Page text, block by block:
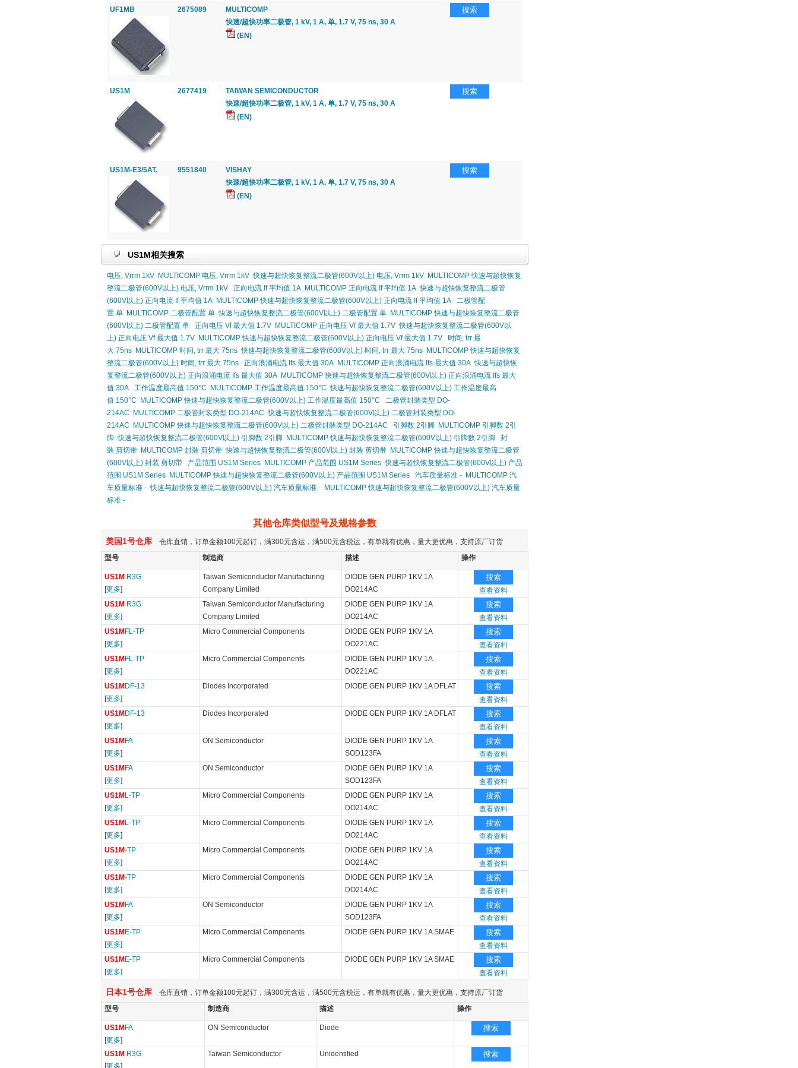
UF1MB 2675089
MULTICOMP
快速/超快功率二极管, 1 kV, 1 A, 单, 1.7 V, 75 ns, 30 A
(EN)
搜索
US1M 2677419
TAIWAN SEMICONDUCTOR
快速/超快功率二极管, 1 kV, 1 A, 单, 1.7 V, 75 ns, 30 A
(EN)
搜索
US1M-E3/5AT. 9551840
VISHAY
快速/超快功率二极管, 1 kV, 1 A, 单, 1.7 V, 75 ns, 30 A
(EN)
搜索
US1M相关搜索
电压, Vrrm 1kV MULTICOMP 电压, Vrrm 1kV 快速与超快恢复整流二极管(600V以上) 电压, Vrrm 1kV MULTICOMP 快速与超快恢复
整流二极管(600V以上) 电压, Vrrm 1kV
正向电流 If 平均值 1A MULTICOMP 正向电流 If 平均值 1A 快速与超快恢复整流二极管
(600V以上) 正向电流 If 平均值 1A MULTICOMP 快速与超快恢复整流二极管(600V以上) 正向电流 If 平均值 1A
二极管配
置 单 MULTICOMP 二极管配置 单 快速与超快恢复整流二极管(600V以上) 二极管配置 单 MULTICOMP 快速与超快恢复整流二极管
(600V以上) 二极管配置 单
正向电压 Vf 最大值 1.7V MULTICOMP 正向电压 Vf 最大值 1.7V 快速与超快恢复整流二极管(600V以
上) 正向电压 Vf 最大值 1.7V MULTICOMP 快速与超快恢复整流二极管(600V以上) 正向电压 Vf 最大值 1.7V
时间, trr 最
大 75ns MULTICOMP 时间, trr 最大 75ns 快速与超快恢复整流二极管(600V以上) 时间, trr 最大 75ns MULTICOMP 快速与超快恢复
整流二极管(600V以上) 时间, trr 最大 75ns
正向浪涌电流 Ifs 最大值 30A MULTICOMP 正向浪涌电流 Ifs 最大值 30A 快速与超快恢
复整流二极管(600V以上) 正向浪涌电流 Ifs 最大值 30A MULTICOMP 快速与超快恢复整流二极管(600V以上) 正向浪涌电流 Ifs 最大
值 30A
工作温度最高值 150°C MULTICOMP 工作温度最高值 150°C 快速与超快恢复整流二极管(600V以上) 工作温度最高
值 150°C
MULTICOMP 快速与超快恢复整流二极管(600V以上) 工作温度最高值 150°C
二极管封装类型 DO-
214AC
MULTICOMP 二极管封装类型 DO-214AC 快速与超快恢复整流二极管(600V以上) 二极管封装类型 DO-
214AC
MULTICOMP 快速与超快恢复整流二极管(600V以上) 二极管封装类型 DO-214AC 引脚数 2引脚 MULTICOMP 引脚数 2引
脚 快速与超快恢复整流二极管(600V以上) 引脚数 2引脚 MULTICOMP 快速与超快恢复整流二极管(600V以上) 引脚数 2引脚
封
装 剪切带 MULTICOMP 封装 剪切带 快速与超快恢复整流二极管(600V以上) 封装 剪切带 MULTICOMP 快速与超快恢复整流二极管
(600V以上) 封装 剪切带
产品范围 US1M Series MULTICOMP 产品范围 US1M Series 快速与超快恢复整流二极管(600V以上) 产品
范围 US1M Series MULTICOMP 快速与超快恢复整流二极管(600V以上) 产品范围 US1M Series 汽车质量标准 - MULTICOMP 汽
车质量标准 - 快速与超快恢复整流二极管(600V以上) 汽车质量标准 - MULTICOMP 快速与超快恢复整流二极管(600V以上) 汽车质量
标准 -
其他仓库类似型号及规格参数
美国1号仓库 仓库直销，订单金额100元起订，满300元含运，满500元含税运，有单就有优惠，量大更优惠，支持原厂订货
型号
制造商 描述 操作
US1M R3G
[更多]
Taiwan Semiconductor Manufacturing
Company Limited
DIODE GEN PURP 1KV 1A
DO214AC
搜索
查看资料
US1M R3G
[更多]
Taiwan Semiconductor Manufacturing
Company Limited
DIODE GEN PURP 1KV 1A
DO214AC
搜索
查看资料
US1M FL-TP
[更多]
Micro Commercial Components
DIODE GEN PURP 1KV 1A
DO221AC
搜索
查看资料
US1M FL-TP
[更多]
Micro Commercial Components
DIODE GEN PURP 1KV 1A
DO221AC
搜索
查看资料
US1M DF-13
[更多]
Diodes Incorporated DIODE GEN PURP 1KV 1A DFLAT 搜索
查看资料
US1M DF-13
[更多]
Diodes Incorporated DIODE GEN PURP 1KV 1A DFLAT 搜索
查看资料
US1M FA
[更多]
ON Semiconductor
DIODE GEN PURP 1KV 1A
SOD123FA
搜索
查看资料
US1M FA
[更多]
ON Semiconductor
DIODE GEN PURP 1KV 1A
SOD123FA
搜索
查看资料
US1M L-TP
[更多]
Micro Commercial Components
DIODE GEN PURP 1KV 1A
DO214AC
搜索
查看资料
US1M L-TP
[更多]
Micro Commercial Components
DIODE GEN PURP 1KV 1A
DO214AC
搜索
查看资料
US1M-TP
[更多]
Micro Commercial Components
DIODE GEN PURP 1KV 1A
DO214AC
搜索
查看资料
US1M-TP
[更多]
Micro Commercial Components
DIODE GEN PURP 1KV 1A
DO214AC
搜索
查看资料
US1M FA
[更多]
ON Semiconductor
DIODE GEN PURP 1KV 1A
SOD123FA
搜索
查看资料
US1M E-TP
[更多]
Micro Commercial Components DIODE GEN PURP 1KV 1A SMAE 搜索
查看资料
US1M E-TP
[更多]
Micro Commercial Components DIODE GEN PURP 1KV 1A SMAE 搜索
查看资料
日本1号仓库 仓库直销，订单金额100元起订，满300元含运，满500元含税运，有单就有优惠，量大更优惠，支持原厂订货
型号
制造商 描述 操作
US1M FA
[更多]
ON Semiconductor Diode 搜索
US1M R3G
[更多]
Taiwan Semiconductor Unidentified 搜索